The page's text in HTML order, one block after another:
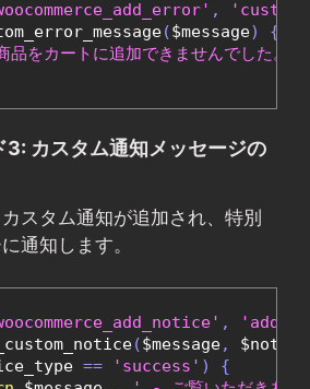
,
($message)
{
品をカートに追加できませんでした。
3: カスタム通知メッセージの
スタム通知が追加され、特別
通知します。
,
($message,
== 'success' )
{